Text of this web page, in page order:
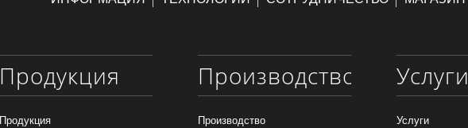
Продукция
Продукция
Производство
Производство
Услуги
Услуги